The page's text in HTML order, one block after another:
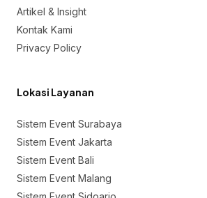
Artikel & Insight
Kontak Kami
Privacy Policy
Lokasi Layanan
Sistem Event Surabaya
Sistem Event Jakarta
Sistem Event Bali
Sistem Event Malang